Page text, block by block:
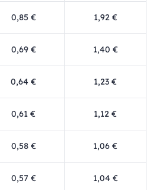
0,85 € 1,92 €
0,69 € 1,40 €
0,64 € 1,23 €
0,61 € 1,12 €
0,58 € 1,06 €
0,57 € 1,04 €